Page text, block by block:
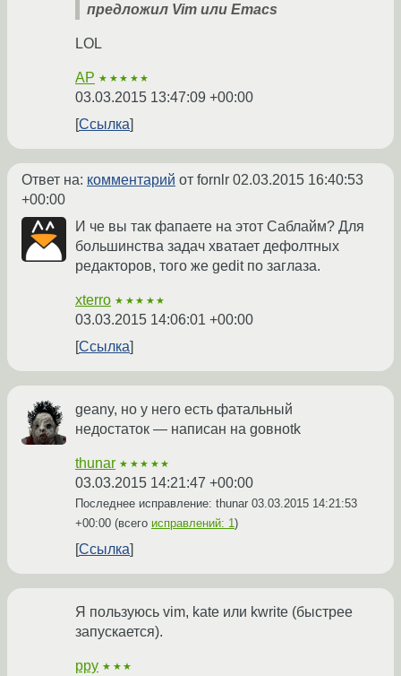
предложил Vim или Emacs
LOL
AP ★★★★★
03.03.2015 13:47:09 +00:00
Ссылка
Ответ на: комментарий от fornlr 02.03.2015 16:40:53
+00:00
И че вы так фапаете на этот Саблайм? Для
большинства задач хватает дефолтных
редакторов, того же gedit по заглаза.
xterro ★★★★★
03.03.2015 14:06:01 +00:00
Ссылка
geany, но у него есть фатальный
недостаток — написан на gовноtk
thunar ★★★★★
03.03.2015 14:21:47 +00:00
Последнее исправление: thunar 03.03.2015 14:21:53
+00:00 (всего исправлений: 1)
Ссылка
Я пользуюсь vim, kate или kwrite (быстрее
запускается).
ppy ★★★